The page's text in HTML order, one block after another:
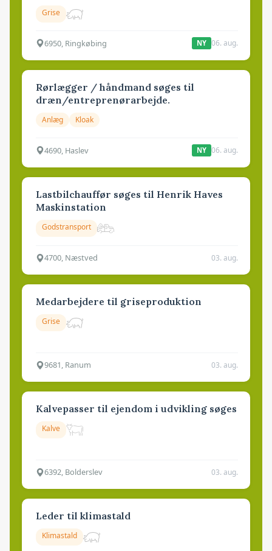
Grise
6950, Ringkøbing NY 06. aug.
Rørlægger / håndmand søges til
dræn/entreprenørarbejde.
Anlæg Kloak
4690, Haslev NY 06. aug.
Lastbilchauffør søges til Henrik Haves
Maskinstation
Godstransport
4700, Næstved 03. aug.
Medarbejdere til griseproduktion
Grise
9681, Ranum 03. aug.
Kalvepasser til ejendom i udvikling søges
Kalve
6392, Bolderslev 03. aug.
Leder til klimastald
Klimastald